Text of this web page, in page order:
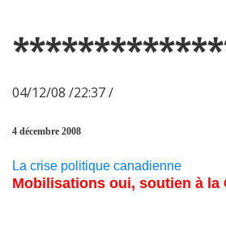
04/12/08 /22:37 /
4 décembre 2008
La crise politique canadienne
Mobilisations oui, soutien à la